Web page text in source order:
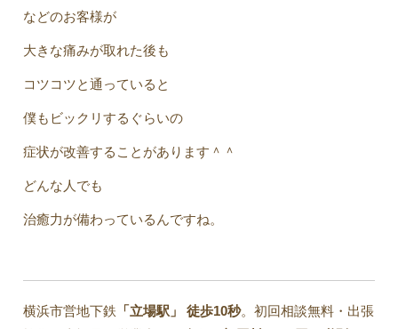
などのお客様が
大きな痛みが取れた後も
コツコツと通っていると
僕もビックリするぐらいの
症状が改善することがあります＾＾
どんな人でも
治癒力が備わっているんですね。
横浜市営地下鉄 「立場駅」 徒歩10秒。初回相談無料・出張